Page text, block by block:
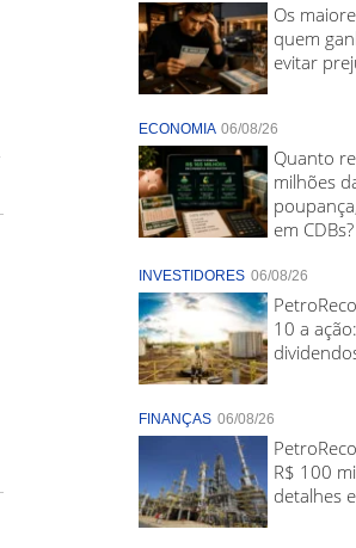
Os
quem
evitar
ECONOMIA 06/08/26
Quanto
milhões
em CDBs?
INVESTIDORES 06/08/26
10 a
FINANÇAS 06/08/26
R$ 100
detalhes